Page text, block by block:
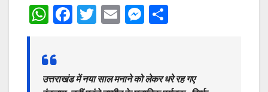
W
at
s
F
e
T
er
E
l
M
s e
उत्तराखंड में नया साल मनाने को लेकर धरे रह गए